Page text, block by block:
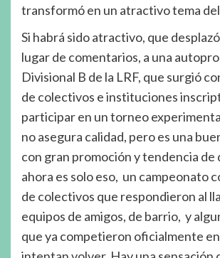
transformó en un atractivo tema
Si habrá sido atractivo, que
lugar de comentarios, a una
Divisional B de la LRF, que surgió
de colectivos e instituciones
participar en un torneo
no asegura calidad, pero es una
con gran promoción y tendencia de
ahora es solo eso, un campeonato
de colectivos que respondieron al
equipos de amigos, de barrio, y
que ya competieron oficialmente en